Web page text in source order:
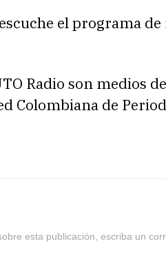
el programa
Radio son medios
Colombiana de
esta publicación, escriba un